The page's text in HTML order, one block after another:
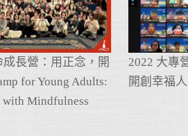
長營：用正念，開
for Young Adults:
with Mindfulness
2022 大專
開創幸福